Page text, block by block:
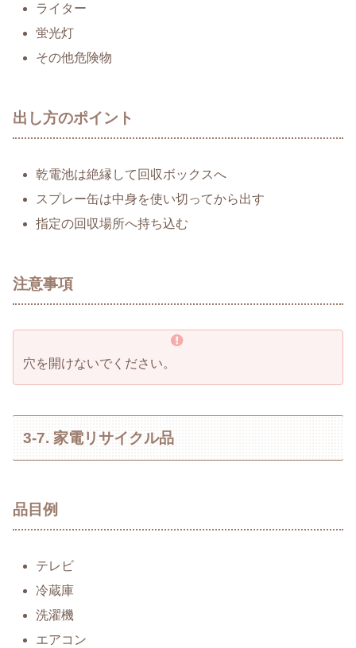
ライター
蛍光灯
その他危険物
出し方のポイント
乾電池は絶縁して回収ボックスへ
スプレー缶は中身を使い切ってから出す
指定の回収場所へ持ち込む
注意事項
穴を開けないでください。
3-7. 家電リサイクル品
品目例
テレビ
冷蔵庫
洗濯機
エアコン